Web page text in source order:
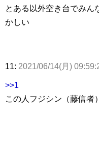
とある以外空き台でみん
かしい
11: 2021/06/14(月)
>>1
この人フジシン（藤信者